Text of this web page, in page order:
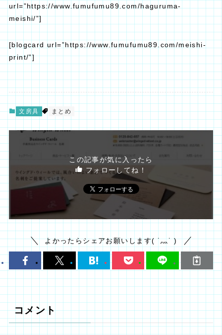
url=”https://www.fumufumu89.com/haguruma-
meishi/”]
[blogcard url=”https://www.fumufumu89.com/meishi-
print/”]
文房具 まとめ
この記事が気に入ったら
フォローしてね！
よかったらシェアお願いします( ˙灬˙ )
コメント